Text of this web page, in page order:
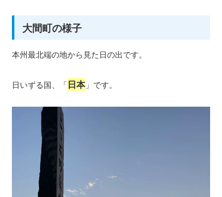
大間町の様子
本州最北端の地から見た日の出です。
日いずる国、「日本」です。